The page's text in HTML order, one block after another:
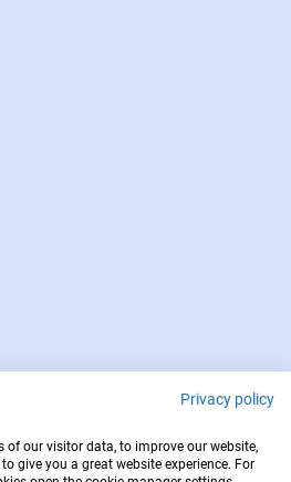
Privacy policy
of our visitor data, to improve our website,
give you a great website experience. For